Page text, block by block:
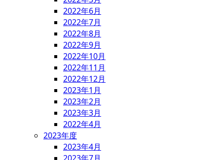
2022年6月
2022年7月
2022年8月
2022年9月
2022年10月
2022年11月
2022年12月
2023年1月
2023年2月
2023年3月
2022年4月
2023年度
2023年4月